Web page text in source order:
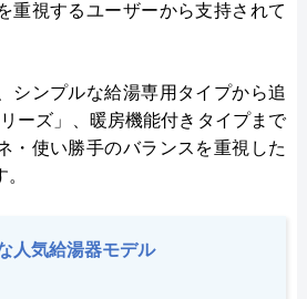
重視するユーザーから支持されて
シンプルな給湯専用タイプから追
ーズ」、暖房機能付きタイプまで
・使い勝手のバランスを重視した
人気給湯器モデル